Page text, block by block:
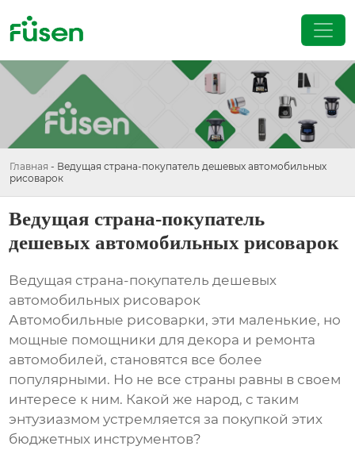
Главная - Ведущая страна-покупатель дешевых автомобильных
рисоварок
Ведущая страна-покупатель
дешевых автомобильных рисоварок
Ведущая страна-покупатель дешевых
автомобильных рисоварок
Автомобильные рисоварки, эти маленькие, но
мощные помощники для декора и ремонта
автомобилей, становятся все более
популярными. Но не все страны равны в своем
интересе к ним. Какой же народ, с таким
энтузиазмом устремляется за покупкой этих
бюджетных инструментов?